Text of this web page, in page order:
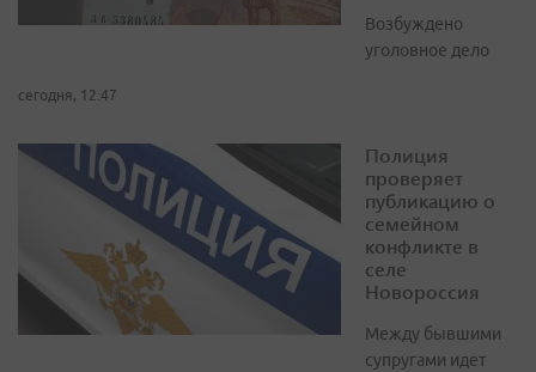
Возбуждено
уголовное дело
сегодня, 12:47
Полиция
проверяет
публикацию о
семейном
конфликте в
селе
Новороссия
Между бывшими
супругами идет